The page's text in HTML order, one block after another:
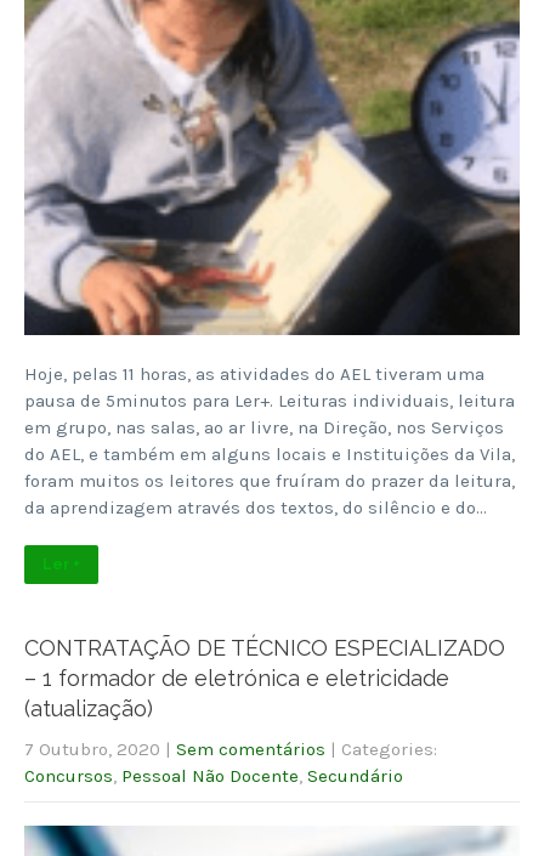
Hoje, pelas 11 horas, as atividades do AEL tiveram uma
pausa de 5minutos para Ler+. Leituras individuais, leitura
em grupo, nas salas, ao ar livre, na Direção, nos Serviços
do AEL, e também em alguns locais e Instituições da Vila,
foram muitos os leitores que fruíram do prazer da leitura,
da aprendizagem através dos textos, do silêncio e do…
Ler +
CONTRATAÇÃO DE TÉCNICO ESPECIALIZADO
– 1 formador de eletrónica e eletricidade
(atualização)
7 Outubro, 2020 | Sem comentários | Categories:
Concursos Pessoal Não Docente Secundário